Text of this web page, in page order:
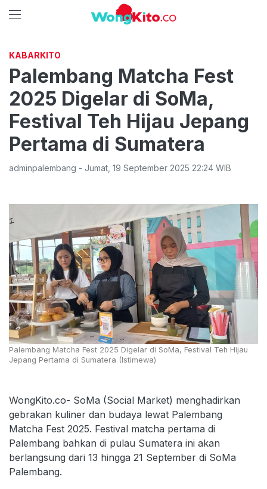
KABARKITO
Palembang Matcha Fest
2025 Digelar di SoMa,
Festival Teh Hijau Jepang
Pertama di Sumatera
adminpalembang - Jumat 19 September 2025 22:24 WIB
Palembang Matcha Fest 2025 Digelar di SoMa, Festival Teh Hijau
Jepang Pertama di Sumatera (Istimewa)
WongKito.co- SoMa (Social Market) menghadirkan
gebrakan kuliner dan budaya lewat Palembang
Matcha Fest 2025. Festival matcha pertama di
Palembang bahkan di pulau Sumatera ini akan
berlangsung dari 13 hingga 21 September di SoMa
Palembang.